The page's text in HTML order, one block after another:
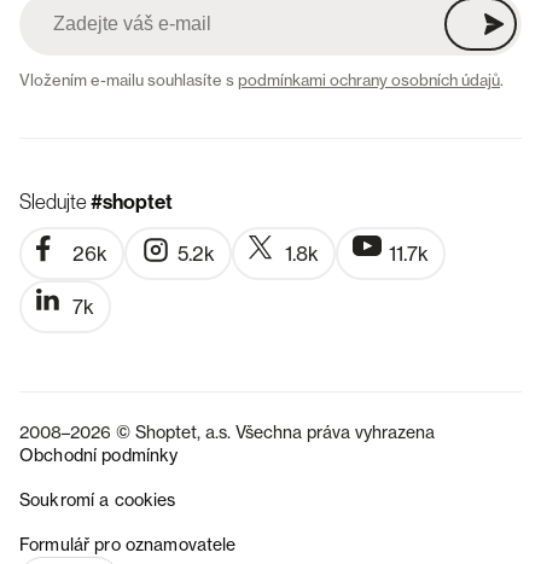
Vložením e-mailu souhlasíte spodmínkami ochrany osobních údajů.
Sledujte#shoptet
26k 5.2k 1.8k 11.7k
7k
2008–2026 © Shoptet, a.s. Všechna práva vyhrazena
Obchodní podmínky
Soukromí a cookies
Formulář pro oznamovatele